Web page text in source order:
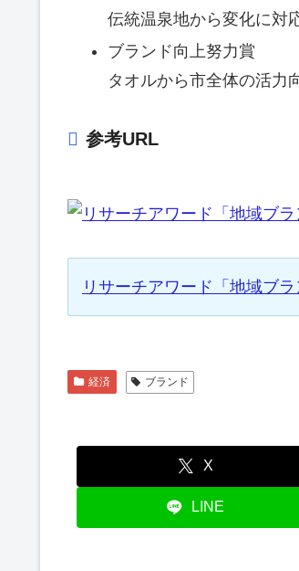
伝統温泉地から変化に対
ブランド向上努力賞
タオルから市全体の活力
参考URL
リサーチアワード「地域ブラ
経済 ブランド
X
LINE